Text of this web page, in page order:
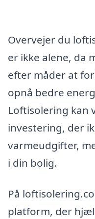
Overvejer du
er ikke alene, da
efter måder at
opnå bedre
Loftisolering kan
investering, der
varmeudgifter,
i din bolig.
På
platform, der